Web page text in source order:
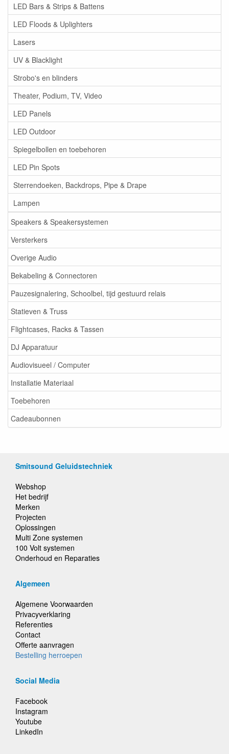
LED Bars & Strips & Battens
LED Floods & Uplighters
Lasers
UV & Blacklight
Strobo's en blinders
Theater, Podium, TV, Video
LED Panels
LED Outdoor
Spiegelbollen en toebehoren
LED Pin Spots
Sterrendoeken, Backdrops, Pipe & Drape
Lampen
Speakers & Speakersystemen
Versterkers
Overige Audio
Bekabeling & Connectoren
Pauzesignalering, Schoolbel, tijd gestuurd relais
Statieven & Truss
Flightcases, Racks & Tassen
DJ Apparatuur
Audiovisueel / Computer
Installatie Materiaal
Toebehoren
Cadeaubonnen
Smitsound Geluidstechniek
Webshop
Het bedrijf
Merken
Projecten
Oplossingen
Multi Zone systemen
100 Volt systemen
Onderhoud en Reparaties
Algemeen
Algemene Voorwaarden
Privacyverklaring
Referenties
Contact
Offerte aanvragen
Bestelling herroepen
Social Media
Facebook
Instagram
Youtube
LinkedIn